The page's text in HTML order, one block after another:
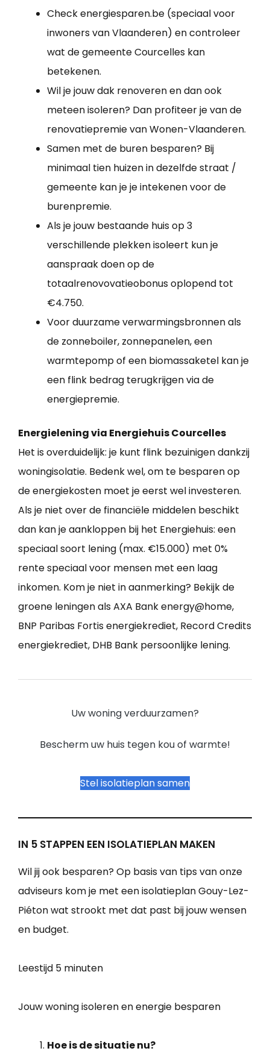
Check energiesparen.be (speciaal voor
inwoners van Vlaanderen) en controleer
wat de gemeente Courcelles kan
betekenen.
Wil je jouw dak renoveren en dan ook
meteen isoleren? Dan profiteer je van de
renovatiepremie van Wonen-Vlaanderen.
Samen met de buren besparen? Bij
minimaal tien huizen in dezelfde straat /
gemeente kan je je intekenen voor de
burenpremie.
Als je jouw bestaande huis op 3
verschillende plekken isoleert kun je
aanspraak doen op de
totaalrenovovatieobonus oplopend tot
€4.750.
Voor duurzame verwarmingsbronnen als
de zonneboiler, zonnepanelen, een
warmtepomp of een biomassaketel kan je
een flink bedrag terugkrijgen via de
energiepremie.
Energielening via Energiehuis Courcelles
Het is overduidelijk: je kunt flink bezuinigen dankzij
woningisolatie. Bedenk wel, om te besparen op
de energiekosten moet je eerst wel investeren.
Als je niet over de financiële middelen beschikt
dan kan je aankloppen bij het Energiehuis: een
speciaal soort lening (max. €15.000) met 0%
rente speciaal voor mensen met een laag
inkomen. Kom je niet in aanmerking? Bekijk de
groene leningen als AXA Bank energy@home,
BNP Paribas Fortis energiekrediet, Record Credits
energiekrediet, DHB Bank persoonlijke lening.
Uw woning verduurzamen?
Bescherm uw huis tegen kou of warmte!
Stel isolatieplan samen
IN 5 STAPPEN EEN ISOLATIEPLAN MAKEN
Wil jij ook besparen? Op basis van tips van onze
adviseurs kom je met een isolatieplan Gouy-Lez-
Piéton wat strookt met dat past bij jouw wensen
en budget.
Leestijd 5 minuten
Jouw woning isoleren en energie besparen
Hoe is de situatie nu?